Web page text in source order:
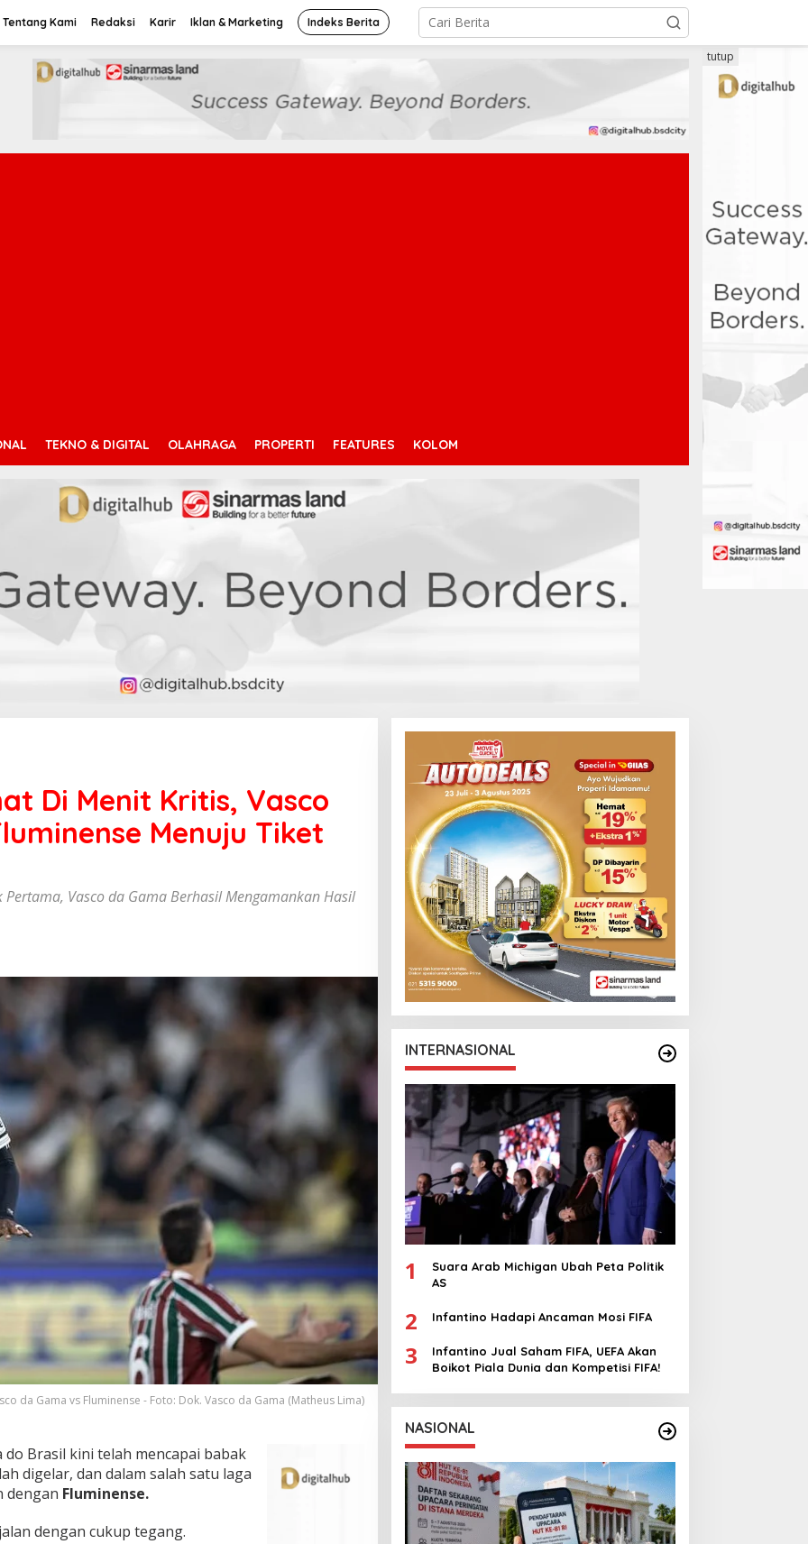
Tentang Kami Redaksi Karir Iklan & Marketing Indeks Berita
TEKNO & DIGITAL OLAHRAGA PROPERTI FEATURES KOLOM
tutup
Di Menit Kritis, Vasco
Menuju Tiket
Vasco da Gama Berhasil Mengamankan Hasil
da Gama vs Fluminense - Foto: Dok. Vasco da Gama (Matheus Lima)
do Brasil kini telah mencapai babak
digelar, dan dalam salah satu laga
dengan Fluminense.
dengan cukup tegang.
INTERNASIONAL
1
Suara Arab Michigan Ubah Peta Politik
AS
2 Infantino Hadapi Ancaman Mosi FIFA
3
Infantino Jual Saham FIFA, UEFA Akan
Boikot Piala Dunia dan Kompetisi FIFA!
NASIONAL